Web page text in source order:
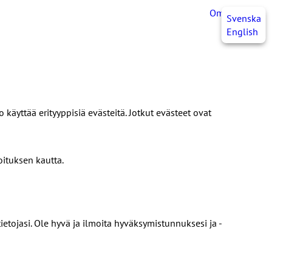
OmaJHLSvenska
English
erityyppisiä evästeitä. Jotkut evästeet ovat
kautta.
Ole hyvä ja ilmoita hyväksymistunnuksesi ja -